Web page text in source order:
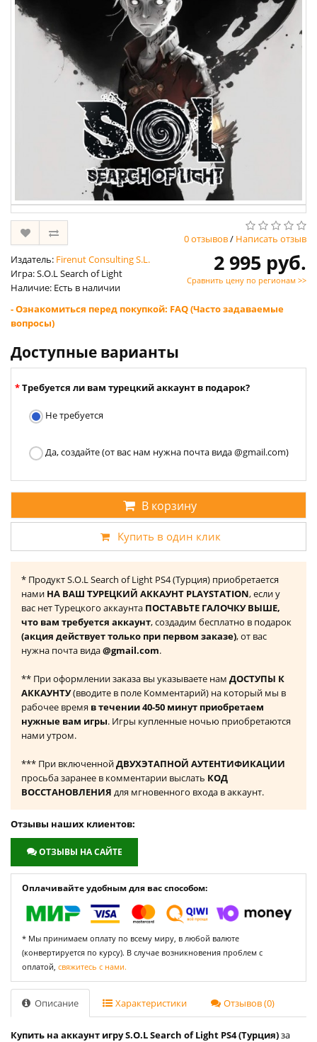
0 отзывов/ Написать отзыв
Издатель: Firenut Consulting S.L.
Игра: S.O.L Search of Light
Наличие: Есть в наличии
2 995 руб.
Сравнить цену по регионам >>
- Ознакомиться перед покупкой: FAQ (Часто задаваемые
вопросы)
Доступные варианты
Требуется ли вам турецкий аккаунт в подарок?
Не требуется
Да, создайте (от вас нам нужна почта вида @gmail.com)
В корзину
Купить в один клик
* Продукт S.O.L Search of Light PS4 (Турция) приобретается
нами НА ВАШ ТУРЕЦКИЙ АККАУНТ PLAYSTATION, если у
вас нет Турецкого аккаунта ПОСТАВЬТЕ ГАЛОЧКУ ВЫШЕ,
что вам требуется аккаунт, создадим бесплатно в подарок
(акция действует только при первом заказе), от вас
нужна почта вида@gmail.com.
** При оформлении заказа вы указываете нам ДОСТУПЫ К
АККАУНТУ(вводите в поле Комментарий) на который мы в
рабочее время в течении 40-50 минут приобретаем
нужные вам игры. Игры купленные ночью приобретаются
нами утром.
*** При включеннойДВУХЭТАПНОЙ АУТЕНТИФИКАЦИИ
просьба заранее в комментарии выслать КОД
ВОССТАНОВЛЕНИЯ для мгновенного входа в аккаунт.
Отзывы наших клиентов:
ОТЗЫВЫ НА САЙТЕ
Оплачивайте удобным для вас способом:
* Мы принимаем оплату по всему миру, в любой валюте
(конвертируется по курсу). В случае возникновения проблем с
оплатой, свяжитесь с нами.
Описание Характеристики Отзывов (0)
Купить на аккаунт игру S.O.L Search of Light PS4 (Турция)за